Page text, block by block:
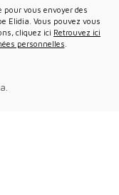
Elidia. Vous pouvez vous
cliquez ici Retrouvez ici
personnelles